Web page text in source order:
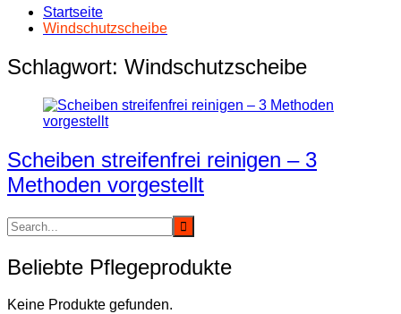
Startseite
Windschutzscheibe
Schlagwort: Windschutzscheibe
Scheiben streifenfrei reinigen – 3
Methoden vorgestellt
Beliebte Pflegeprodukte
Keine Produkte gefunden.